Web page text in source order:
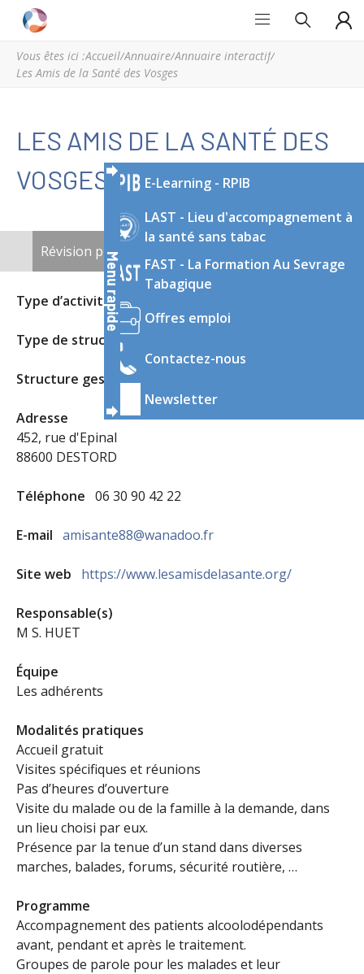
Est
Addictions
régional
de
en
addictologie
du
Menu rapide
E-Learning - RPIB
LAST - Lieu d'accompagnement à
la santé sans tabac
FAST - La Formation Au Sevrage
Tabagique
Offres emploi
Contactez-nous
Newsletter
Vous êtes ici :Accueil/Annuaire/Annuaire interactif/
Les Amis de la Santé des Vosges
LES AMIS DE LA SANTÉ DES
VOSGES
ONGLETS
PRINCIPAUX
Révision publiée
Type d’activité Mouvement d’entraide
Type de structure
Structure gestionnaire
Adresse
452, rue d'Epinal
88600 DESTORD
Téléphone 06 30 90 42 22
E-mail amisante88@wanadoo.fr
Site web https://www.lesamisdelasante.org/
Responsable(s)
M S. HUET
Équipe
Les adhérents
Modalités pratiques
Accueil gratuit
Visites spécifiques et réunions
Pas d’heures d’ouverture
Visite du malade ou de la famille à la demande, dans
un lieu choisi par eux.
Présence par la tenue d’un stand dans diverses
marches, balades, forums, sécurité routière, …
Programme
Accompagnement des patients alcoolodépendants
avant, pendant et après le traitement.
Groupes de parole pour les malades et leur